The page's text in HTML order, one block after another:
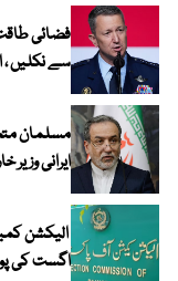
فضائی
سے نکلیں ،
مسلمان
ایرانی وزیر
اگست کی